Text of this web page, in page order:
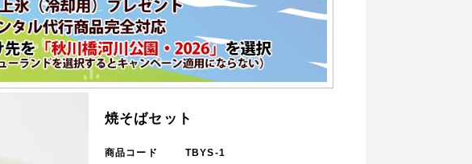
焼そばセット
商品コード
TBYS-1